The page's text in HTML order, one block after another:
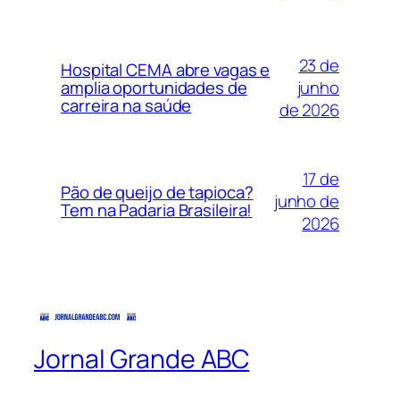
Hospital CEMA abre vagas e
amplia oportunidades de
carreira na saúde
23 de
junho
de 2026
Pão de queijo de tapioca?
Tem na Padaria Brasileira!
17 de
junho de
2026
Jornal Grande ABC